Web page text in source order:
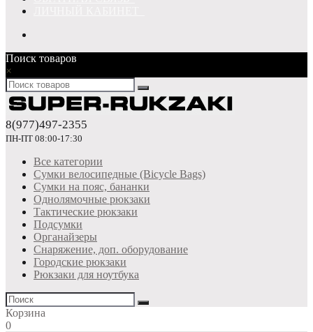
Поиск товаров
×
8(977)497-2355
ПН-ПТ 08:00-17:30
Все категории
Сумки велосипедные (Bicycle Bags)
Сумки на пояс, бананки
Однолямочные рюкзаки
Тактические рюкзаки
Подсумки
Органайзеры
Снаряжение, доп. оборудование
Городские рюкзаки
Рюкзаки для ноутбука
Корзина
0